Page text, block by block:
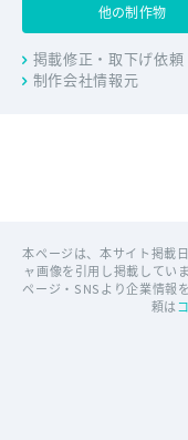
他の制作物
掲載修正・取下げ依頼
制作会社情報元
本ページは、本サイト掲載
ャ画像を引用し掲載してい
ページ・SNSより企業情報
頼は